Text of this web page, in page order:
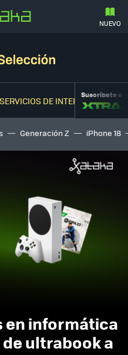
NUEVO
DE INTERNETSuscríbete a
Generación Z iPhone 18
en informática
ultrabook a